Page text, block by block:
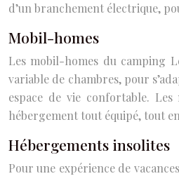
d’un branchement électrique,
Mobil-homes
Les mobil-homes du camping
variable de chambres, pour
espace de vie confortable.
hébergement tout équipé, tout
Hébergements insolites
Pour une expérience de